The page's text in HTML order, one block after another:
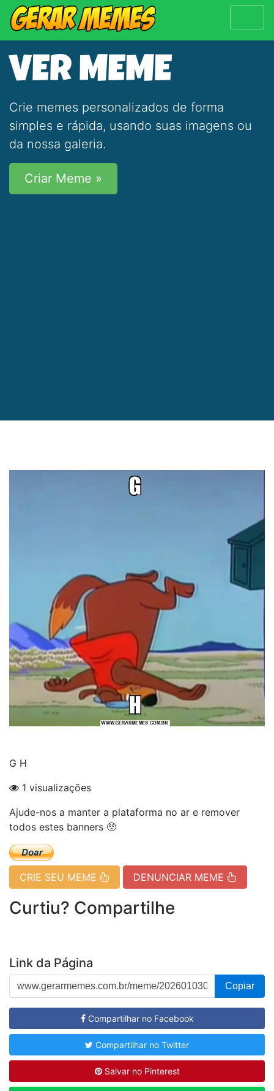
VER MEME
Crie memes personalizados de forma
simples e rápida, usando suas imagens ou
da nossa galeria.
Criar Meme »
G H
1 visualizações
Ajude-nos a manter a plataforma no ar e remover
todos estes banners 🥺
CRIE SEU MEME DENUNCIAR MEME
Curtiu? Compartilhe
Link da Página
Copiar
Compartilhar no Facebook
Compartilhar no Twitter
Salvar no Pinterest